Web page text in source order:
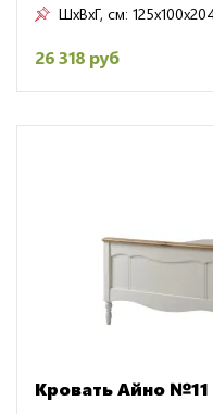
ШxВxГ, см:
26 318 руб
Кровать Айно №11